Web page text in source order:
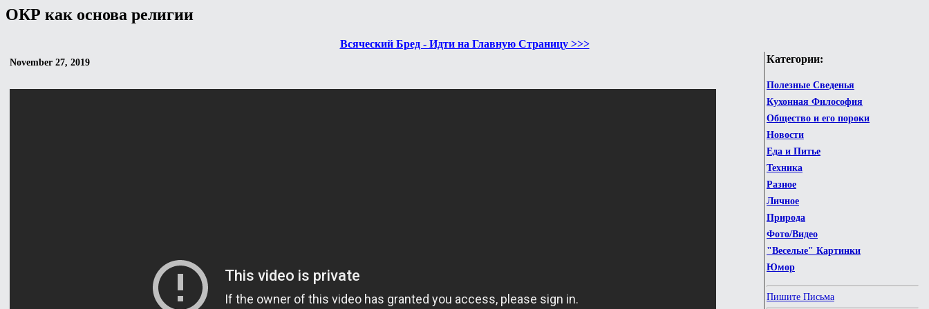
ОКР как основа религии
Всяческий Бред - Идти на Главную Страницу >>>
Категории:
Полезные Сведенья
Кухонная Философия
Общество и его пороки
Новости
Еда и Питье
Техника
Разное
Личное
Природа
Фото/Видео
"Веселые" Картинки
Юмор
Пишите Письма
November 27, 2019